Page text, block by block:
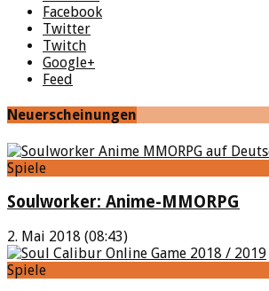
Facebook
Twitter
Twitch
Google+
Feed
Neuerscheinungen
Spiele
Soulworker: Anime-MMORPG
2. Mai 2018 (08:43)
Spiele